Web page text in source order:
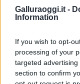
Galluraoggi.it -
Information
If you wish to opt-
processing of your
targeted
section to confirm